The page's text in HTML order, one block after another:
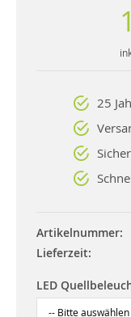
25
Artikelnummer
Lieferzeit
LED